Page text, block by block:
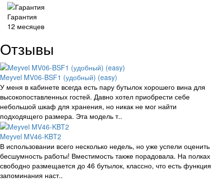
Гарантия
12 месяцев
Отзывы
Meyvel MV06-BSF1 (удобный) (easy)
У меня в кабинете всегда есть пару бутылок хорошего вина для
высокопоставленных гостей. Давно хотел приобрести себе
небольшой шкаф для хранения, но никак не мог найти
подходящего размера. Эта модель т..
Meyvel MV46-KBT2
В использовании всего несколько недель, но уже успели оценить
бесшумность работы! Вместимость также порадовала. На полках
свободно размещается до 46 бутылок, классно, что есть функция
запоминания наст..